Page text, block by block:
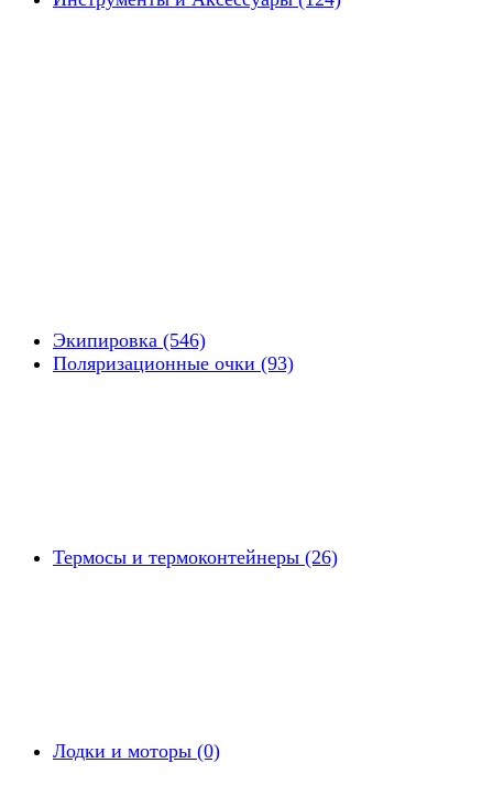
Экипировка (546)
Поляризационные очки (93)
Термосы и термоконтейнеры (26)
Лодки и моторы (0)